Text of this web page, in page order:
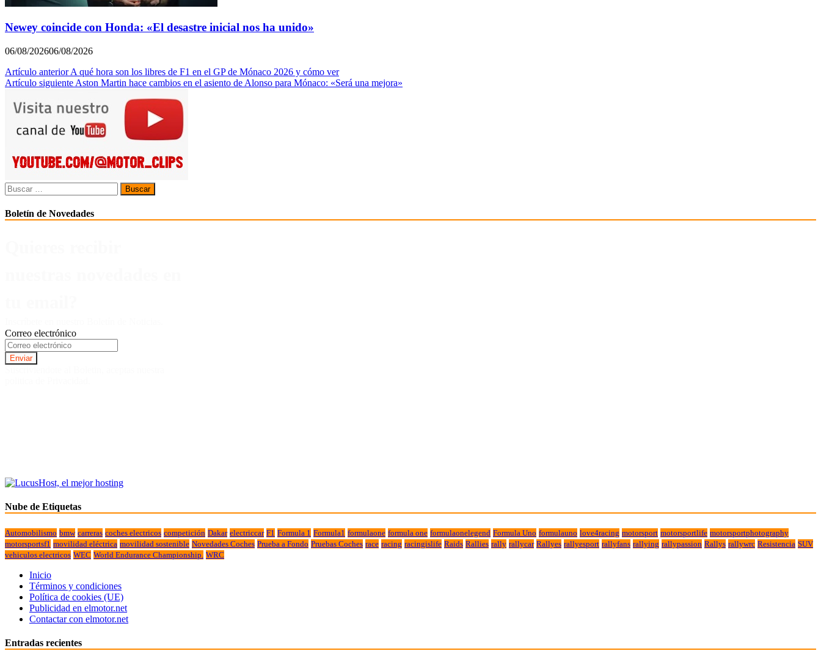
Newey coincide con Honda: «El desastre inicial nos ha unido»
06/08/202606/08/2026
Navegación
de
entradas
Artículo anterior A qué hora son los libres de F1 en el GP de Mónaco 2026 y cómo ver
Artículo siguiente Aston Martin hace cambios en el asiento de Alonso para Mónaco: «Será una mejora»
Buscar:
Boletín de Novedades
Correo electrónico
Nube de Etiquetas
Automobilismo bmw carreras coches electricos competición Dakar electriccar F1 Formula 1 Formula1 formulaone formula one formulaonelegend Formula Uno formulauno love4racing motorsport motorsportlife motorsportphotography
motorsportsf1 movilidad eléctrica movilidad sostenible Novedades Coches Prueba a Fondo Pruebas Coches race racing racingislife Raids Rallies rally rallycar Rallyes rallyesport rallyfans rallying rallypassion Rallys rallywrc Resistencia SUV
vehiculos electricos WEC World Endurance Championship. WRC
Inicio
Términos y condiciones
Política de cookies (UE)
Publicidad en elmotor.net
Contactar con elmotor.net
Entradas recientes